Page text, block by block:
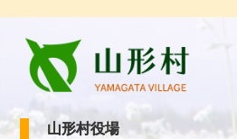
山形村役場